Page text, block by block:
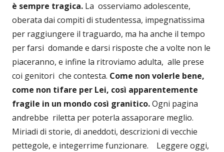
è sempre tragica. La osserviamo adolescente,
oberata dai compiti di studentessa, impegnatissima
per raggiungere il traguardo, ma ha anche il tempo
per farsi domande e darsi risposte che a volte non le
piaceranno, e infine la ritroviamo adulta, alle prese
coi genitori che contesta. Come non volerle bene,
come non tifare per Lei, così apparentemente
fragile in un mondo così granitico.Ogni pagina
andrebbe riletta per poterla assaporare meglio.
Miriadi di storie, di aneddoti, descrizioni di vecchie
pettegole, e integerrime funzionare.
Leggere oggi,